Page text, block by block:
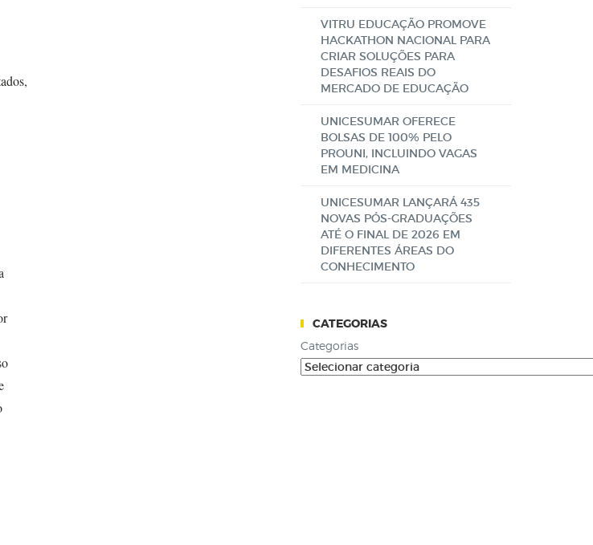
VITRU EDUCAÇÃO PROMOVE
HACKATHON NACIONAL PARA
CRIAR SOLUÇÕES PARA
DESAFIOS REAIS DO
MERCADO DE EDUCAÇÃO
UNICESUMAR OFERECE
BOLSAS DE 100% PELO
PROUNI, INCLUINDO VAGAS
EM MEDICINA
UNICESUMAR LANÇARÁ 435
NOVAS PÓS-GRADUAÇÕES
ATÉ O FINAL DE 2026 EM
DIFERENTES ÁREAS DO
CONHECIMENTO
CATEGORIAS
Categorias